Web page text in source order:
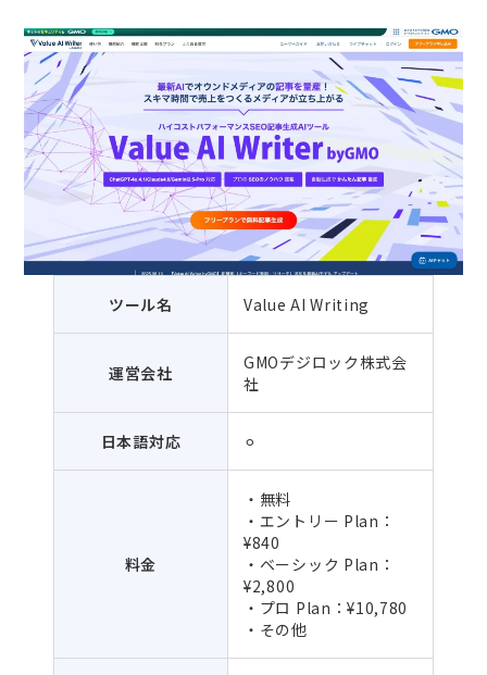
ツール名 Value AI Writing
運営会社
GMOデジロック株式会
社
日本語対応 ⚪︎
料金
・無料
・エントリー Plan：
¥840
・ベーシック Plan：
¥2,800
・プロ Plan：¥10,780
・その他